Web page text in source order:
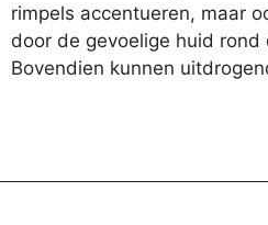
rimpels accentueren, maar
door de gevoelige huid
Bovendien kunnen